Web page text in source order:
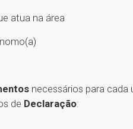
atua na área
necessários para cada
de Declaração: